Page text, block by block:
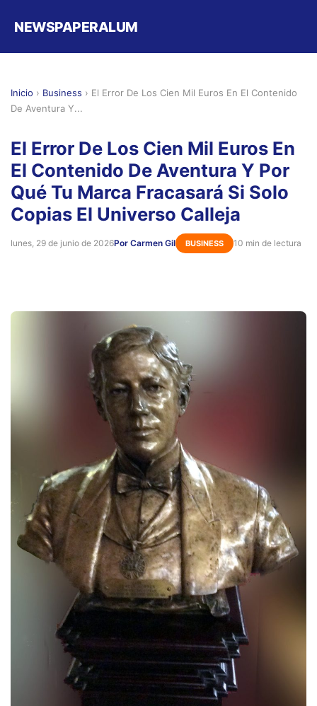
NEWSPAPERALUM
Inicio › Business › El Error De Los Cien Mil Euros En El Contenido
De Aventura Y...
El Error De Los Cien Mil Euros En
El Contenido De Aventura Y Por
Qué Tu Marca Fracasará Si Solo
Copias El Universo Calleja
lunes, 29 de junio de 2026Por Carmen Gil BUSINESS 10 min de lectura